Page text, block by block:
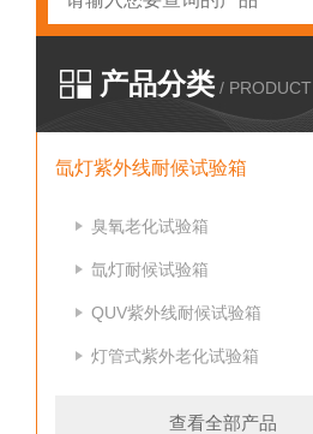
产品分类 / PRODUCT
氙灯紫外线耐候试验箱
臭氧老化试验箱
氙灯耐候试验箱
QUV紫外线耐候试验箱
灯管式紫外老化试验箱
查看全部产品